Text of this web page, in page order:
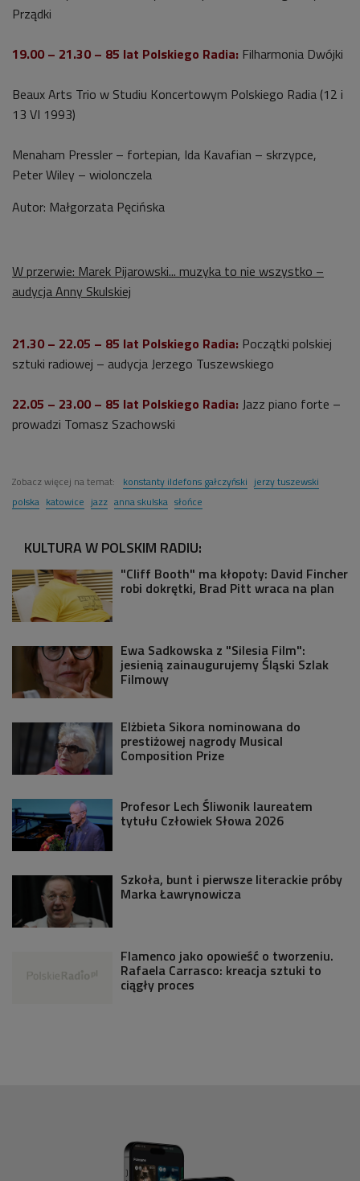
Prządki
19.00 – 21.30 – 85 lat Polskiego Radia: Filharmonia Dwójki
Beaux Arts Trio w Studiu Koncertowym Polskiego Radia (12 i
13 VI 1993)
Menaham Pressler – fortepian, Ida Kavafian – skrzypce,
Peter Wiley – wiolonczela
Autor: Małgorzata Pęcińska
W przerwie: Marek Pijarowski... muzyka to nie wszystko –
audycja Anny Skulskiej
21.30 – 22.05 – 85 lat Polskiego Radia: Początki polskiej
sztuki radiowej – audycja Jerzego Tuszewskiego
22.05 – 23.00 – 85 lat Polskiego Radia: Jazz piano forte –
prowadzi Tomasz Szachowski
Zobacz więcej na temat: konstanty ildefons gałczyński jerzy tuszewski
polska katowice jazz anna skulska słońce
KULTURA W POLSKIM RADIU:
"Cliff Booth" ma kłopoty: David Fincher
robi dokrętki, Brad Pitt wraca na plan
Ewa Sadkowska z "Silesia Film":
jesienią zainaugurujemy Śląski Szlak
Filmowy
Elżbieta Sikora nominowana do
prestiżowej nagrody Musical
Composition Prize
Profesor Lech Śliwonik laureatem
tytułu Człowiek Słowa 2026
Szkoła, bunt i pierwsze literackie próby
Marka Ławrynowicza
Flamenco jako opowieść o tworzeniu.
Rafaela Carrasco: kreacja sztuki to
ciągły proces